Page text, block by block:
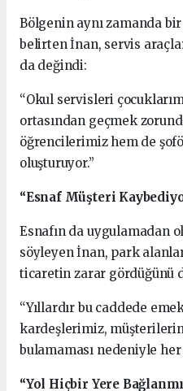
Bölgenin aynı zamanda
belirten İnan, servis
da değindi:
“Okul servisleri
ortasından geçmek
öğrencilerimiz hem de
oluşturuyor.”
“Esnaf Müşteri
Esnafın da uygulamadan
söyleyen İnan, park
ticaretin zarar gördüğünü
“Yıllardır bu caddede
kardeşlerimiz,
bulamaması nedeniyle
“Yol Hiçbir Yere